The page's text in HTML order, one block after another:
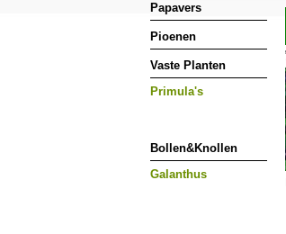
Papavers
Pioenen
Vaste Planten
Primula's
Bollen&Knollen
Galanthus